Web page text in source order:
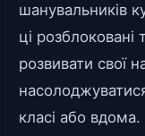
шанувальників
ці розблоковані
розвивати свої
класі або вдома.